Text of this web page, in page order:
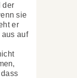
der
sie
er
aus auf